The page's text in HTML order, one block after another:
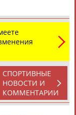
Артур
СПОРТИВНЫЕ
НОВОСТИ И
КОММЕНТАРИИ